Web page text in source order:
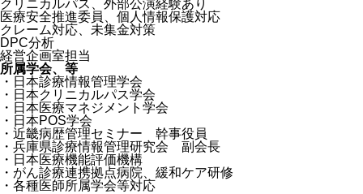
クリニカルパス、外部公演経験あり
医療安全推進委員、個人情報保護対応
クレーム対応、未集金対策
DPC分析
経営企画室担当
所属学会、等
・日本診療情報管理学会
・日本クリニカルパス学会
・日本医療マネジメント学会
・日本POS学会
・近畿病歴管理セミナー 幹事役員
・兵庫県診療情報管理研究会 副会長
・日本医療機能評価機構
・がん診療連携拠点病院、緩和ケア研修
・各種医師所属学会等対応